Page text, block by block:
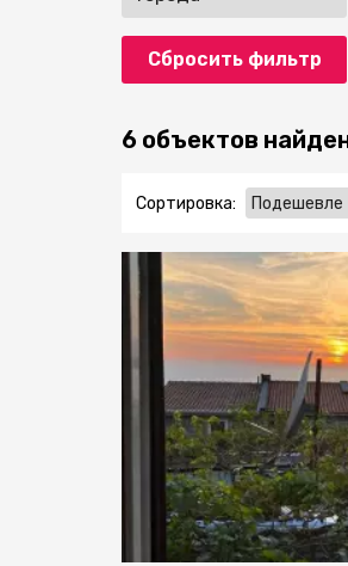
Сбросить фильтр
6 объектов
Сортировка: